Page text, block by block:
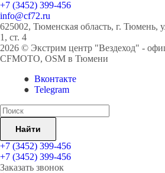
+7 (3452) 399-456
info@cf72.ru
625002, Тюменская область, г. Тюмень,
1, ст. 4
2026 © Экстрим центр "Вездеход" -
CFMOTO, OSM в Тюмени
Вконтакте
Telegram
Найти
+7 (3452) 399-456
+7 (3452) 399-456
Заказать звонок